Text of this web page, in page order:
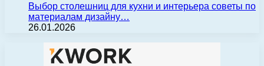
Выбор столешниц для кухни и интерьера советы по
материалам дизайну…
26.01.2026